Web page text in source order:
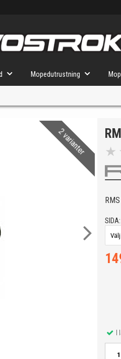
Mopedutrustning
FÖR RÄTT
2 varianter
★
SIDA: